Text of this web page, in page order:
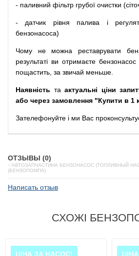
- паливний фільтр грубої очистки (
- датчик рівня палива і
бензонасоса)
Чому не можна реставрувати
результаті ви отримаєте бензонасос
пощастить, за звичай меньше.
Наявність та актуальні ціни
або через замовлення "Купити в 1
Зателефонуйте і ми Вас
ОТЗЫВЫ (0)
✅АВТОЗАПЧАСТИНА БЕНЗОНАСОС (ТОПЛИВНЫЙ
(БЕНЗОПОМПА)
Написать отзыв
СХОЖІ
ЦІНА ЗА НАСОС!